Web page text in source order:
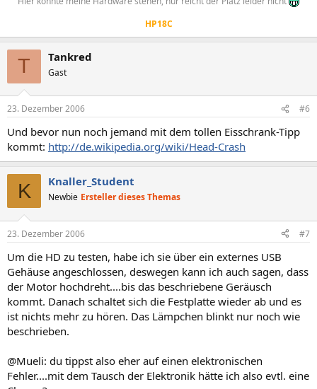
HP18C
T Tankred
Gast
23. Dezember 2006 #6
Und bevor nun noch jemand mit dem tollen Eisschrank-Tipp
kommt: http://de.wikipedia.org/wiki/Head-Crash
K Knaller_Student
Newbie Ersteller dieses Themas
23. Dezember 2006 #7
Um die HD zu testen, habe ich sie über ein externes USB
Gehäuse angeschlossen, deswegen kann ich auch sagen, dass
der Motor hochdreht....bis das beschriebene Geräusch
kommt. Danach schaltet sich die Festplatte wieder ab und es
ist nichts mehr zu hören. Das Lämpchen blinkt nur noch wie
beschrieben.
@Mueli: du tippst also eher auf einen elektronischen
Fehler....mit dem Tausch der Elektronik hätte ich also evtl. eine